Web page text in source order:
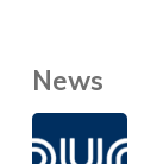
News